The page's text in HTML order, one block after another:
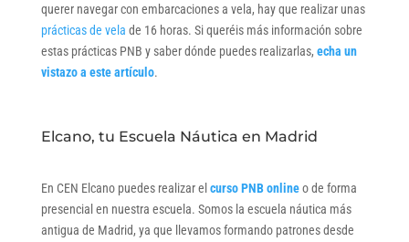
querer navegar con embarcaciones a vela, hay que realizar unas
prácticas de vela de 16 horas. Si queréis más información sobre
estas prácticas PNB y saber dónde puedes realizarlas, echa un
vistazo a este artículo.
Elcano, tu Escuela Náutica en Madrid
En CEN Elcano puedes realizar el curso PNB onlineo de forma
presencial en nuestra escuela. Somos la escuela náutica más
antigua de Madrid, ya que llevamos formando patrones desde